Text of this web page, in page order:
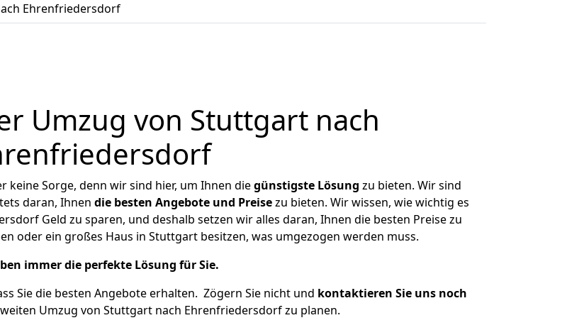
Ehrenfriedersdorf
Umzug von Stuttgart nach
Sorge, denn wir sind hier, um Ihnen diegünstigste Lösung zu bieten. Wir sind
daran, Ihnen die besten Angebote und Preisezu bieten. Wir wissen, wie wichtig es
Geld zu sparen, und deshalb setzen wir alles daran, Ihnen die besten Preise zu
oder ein großes Haus in Stuttgart besitzen, was umgezogen werden muss.
immer die perfekte Lösung für Sie.
Sie die besten Angebote erhalten. Zögern Sie nicht und kontaktieren Sie uns noch
Umzug von Stuttgart nach Ehrenfriedersdorf zu planen.